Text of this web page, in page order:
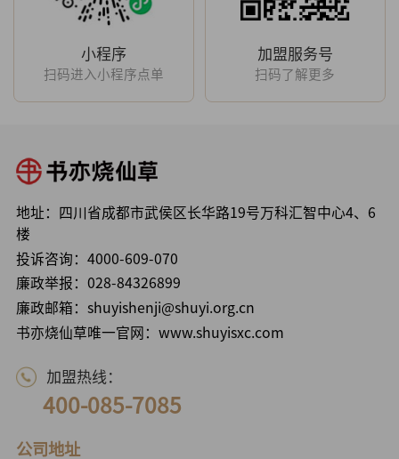
小程序
扫码进入小程序点单
加盟服务号
扫码了解更多
地址：四川省成都市武侯区长华路19号万科汇智中心4、6
楼
投诉咨询： 4000-609-070
廉政举报： 028-84326899
廉政邮箱：shuyishenji@shuyi.org.cn
书亦烧仙草唯一官网：www.shuyisxc.com
加盟热线：
400-085-7085
公司地址